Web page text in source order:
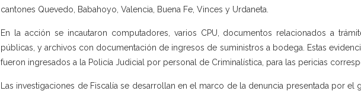
cantones Quevedo, Babahoyo, Valencia, Buena Fe, Vinces y Urdaneta.
En la acción se incautaron computadores, varios CPU, documentos relacionados a
públicas, y archivos con documentación de ingresos de suministros a bodega. Estas
fueron ingresados a la Policía Judicial por personal de Criminalística, para las pericias
Las investigaciones de Fiscalía se desarrollan en el marco de la denuncia presentada por